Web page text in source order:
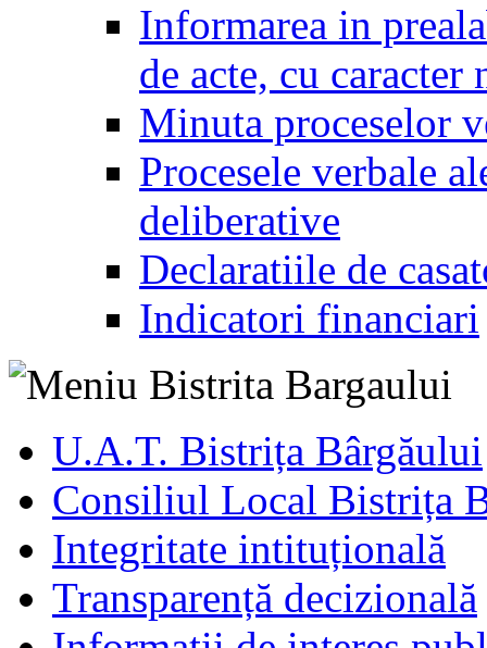
Informarea in
de acte, cu caracter
Minuta proceselor
Procesele verbale
deliberative
Declaratiile de
Indicatori financiari
U.A.T. Bistrița Bârgăului
Consiliul Local Bistrița
Integritate intituțională
Transparență decizională